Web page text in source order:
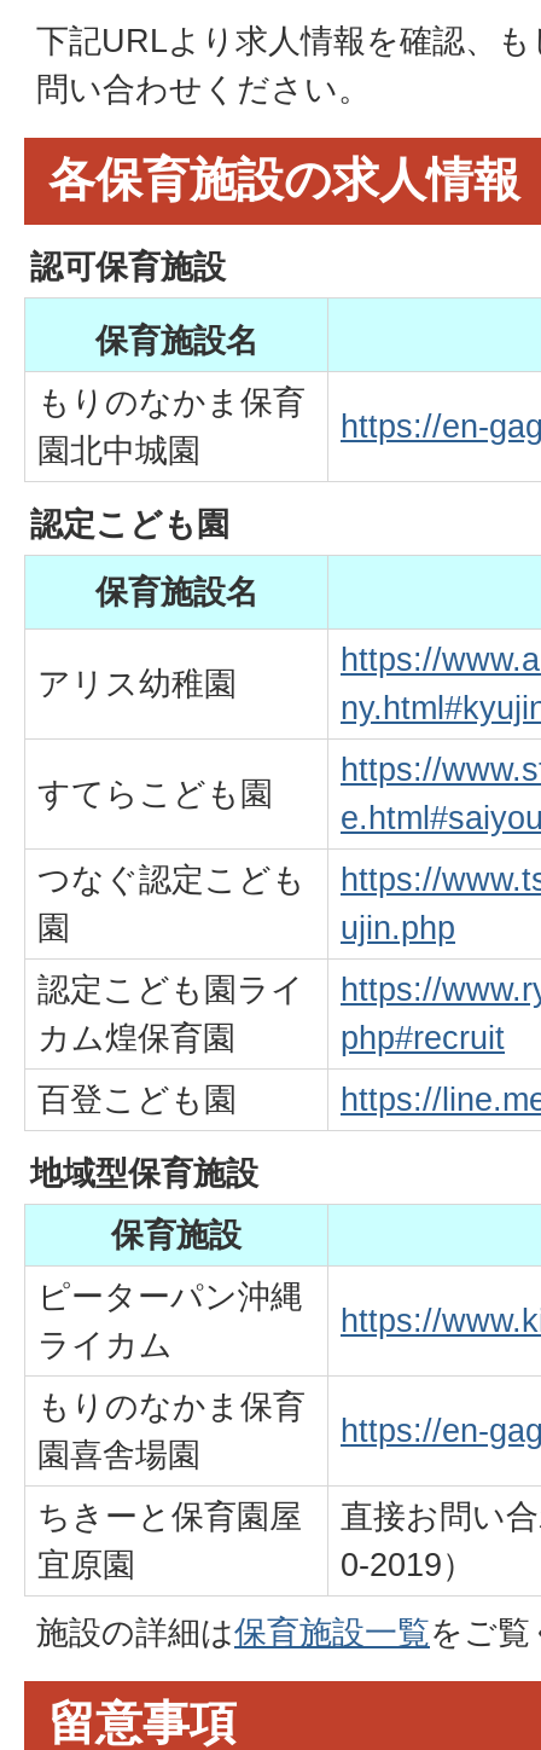
下記URLより求人情報を確認、
問い合わせください。
各保育施設の求人情報
認可保育施設
保育施設名
もりのなかま保育
園北中城園
https://en-
認定こども園
保育施設名
アリス幼稚園
https://
すてらこども園
https://
つなぐ認定こども
園
https://
ujin.php
認定こども園ライ
カム煌保育園
https://
php#recruit
百登こども園
https://
地域型保育施設
保育施設
ピーターパン沖縄
ライカム
https://
もりのなかま保育
園喜舎場園
https://en-
ちきーと保育園屋
宜原園
直接お問い
0-2019）
施設の詳細は保育施設一覧をご
留意事項